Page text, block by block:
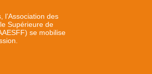
l’Association des
Supérieure de
se mobilise